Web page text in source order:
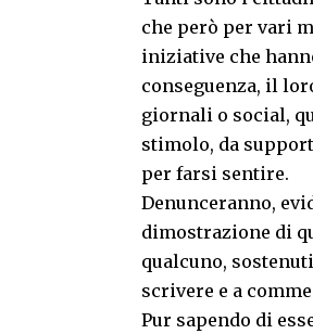
che però per vari
iniziative che
conseguenza, il
giornali o social,
stimolo, da
per farsi sentire.
Denunceranno,
dimostrazione di
qualcuno,
scrivere e a
Pur sapendo di